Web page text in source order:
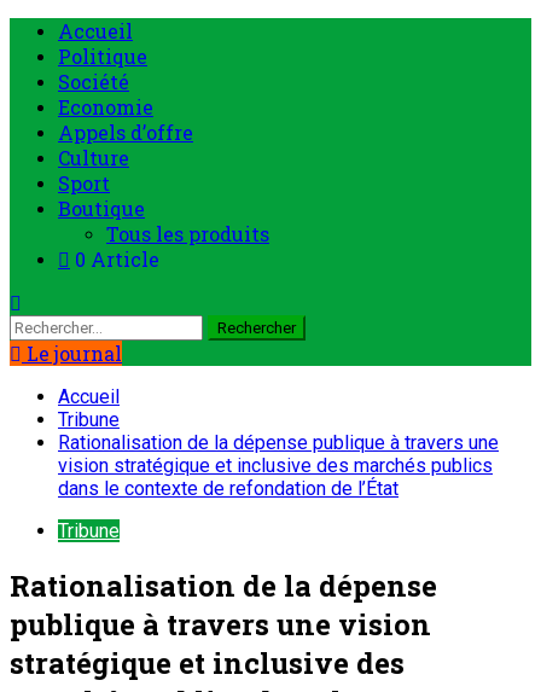
Menu
principal
Accueil
Politique
Société
Economie
Appels d’offre
Culture
Sport
Boutique
Tous les produits
0 Article
Rechercher :
Le journal
Accueil
Tribune
Rationalisation de la dépense publique à travers une
vision stratégique et inclusive des marchés publics
dans le contexte de refondation de l’État
Tribune
Rationalisation de la dépense
publique à travers une vision
stratégique et inclusive des